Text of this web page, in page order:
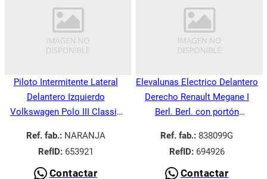
Piloto Intermitente Lateral
Delantero Izquierdo
Volkswagen Polo III Classic
Ref. fab.:NARANJA
RefID:653921
Contactar
Elevalunas Electrico Delantero
Derecho Renault Megane I
Berl. Berl. con portón
Ref. fab.: 838099G
RefID:694926
Contactar